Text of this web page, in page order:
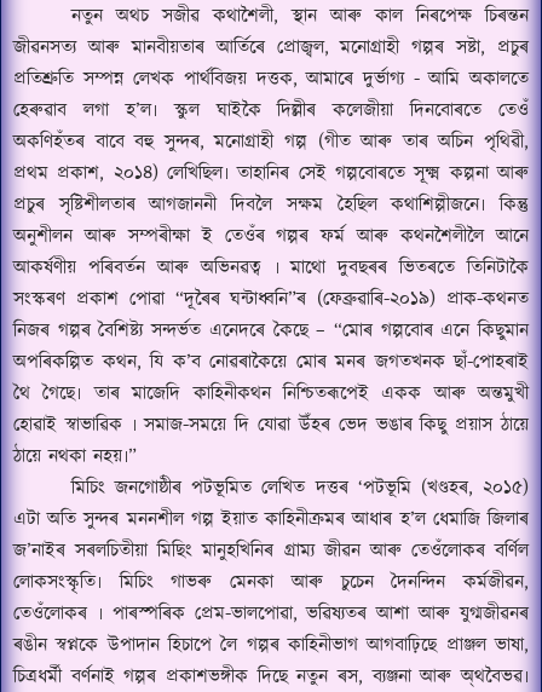
নতুন অথচ সজীৱ কথাশৈলী,স্থান আৰু কাল নিৰপেক্ষ চিৰন্তন
জীৱনসত্য আৰু মানবীয়তাৰ আৰ্তিৰে প্ৰোজ্বল,মনোগ্ৰাহী গল্পৰ সষ্টা, প্ৰচুৰ
প্ৰতিশ্ৰুতি সম্পন্ন লেখক পাৰ্থবিজয় দত্তক,আমাৰে দুৰ্ভাগ্য -আমি অকালতে
হেৰুৱাব লগা হ’ল৷ স্কুল ঘাইকৈ দিল্লীৰ কলেজীয়া দিনবোৰতে তেওঁ
অকণিহঁতৰ বাবে বহু সুন্দৰ,মনোগ্ৰাহী গল্প (গীত আৰু তাৰ অচিন পৃথিৱী,
প্ৰথম প্রকাশ, ২০১৪) লেখিছিল৷ তাহানিৰ সেই গল্পবোৰতে সূক্ষ্ম কল্পনা আৰু
প্ৰচুৰ সৃষ্টিশীলতাৰ আগজাননী দিবলৈ সক্ষম হৈছিল কথাশিল্পীজনে৷ কিন্তু
অনুশীলন আৰু সম্পৰীক্ষা ই তেওঁৰ গল্পৰ ফৰ্ম আৰু কথনশৈলীলৈ আনে
আকৰ্ষণীয় পৰিবৰ্তন আৰু অভিনৱত্ব৷ মাথো দুবছৰৰ ভিতৰতে তিনিটাকৈ
সংস্কৰণ প্ৰকাশ পোৱা “দূৰৈৰ ঘন্টাধ্বনি”ৰ (ফেব্ৰুৱাৰি-২০১৯) প্ৰাক-কথনত
নিজৰ গল্পৰ বৈশিষ্ট্য সন্দৰ্ভত এনেদৰে কৈছে – “মোৰ গল্পবোৰ এনে কিছুমান
অপৰিকল্পিত কথন,যি ক’ব নোৱৰাকৈয়ে মোৰ মনৰ জগতখনক ছাঁ-পোহৰাই
থৈ গৈছে৷ তাৰ মাজেদি কাহিনীকথন নিশ্চিতৰূপেই একক আৰু অন্তমুখী
হোৱাই স্বাভাৱিক ৷ সমাজ-সময়ে দি যোৱা উঁহৰ ভেদ ভঙাৰ কিছু প্ৰয়াস ঠায়ে
ঠায়ে নথকা নহয়৷”
মিচিং জনগোষ্ঠীৰ পটভূমিত লেখিত দত্তৰ ‘পটভূমি (খণ্ডহৰ,২০১৫)
এটা অতি সুন্দৰ মননশীল গল্প ইয়াত কাহিনীক্ৰমৰ আধাৰ হ’ল ধেমাজি জিলাৰ
জ’নাইৰ সৰলচিতীয়া মিছিং মানুহখিনিৰ গ্ৰাম্য জীৱন আৰু তেওঁলোকৰ বৰ্ণিল
লোকসংস্কৃতি৷ মিচিং গাভৰু মেনকা আৰু চুচেন দৈনন্দিন কৰ্মজীৱন,
তেওঁলোকৰ ৷ পাৰস্পৰিক প্ৰেম-ভালপোৱা,ভৱিষ্যতৰ আশা আৰু যুগ্মজীৱনৰ
ৰঙীন স্বপ্নকে উপাদান হিচাপে লৈ গল্পৰ কাহিনীভাগ আগবাঢ়িছে প্ৰাঞ্জল ভাষা,
চিত্ৰধৰ্মীবৰ্ণনাই গল্পৰ প্ৰকাশভঙ্গীক দিছে নতুন ৰস,ব্যঞ্জনা আৰু অ্থবৈভৱ৷